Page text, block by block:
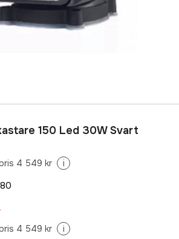
150 Led 30W Svart
4 549 kr i
4 549 kr i